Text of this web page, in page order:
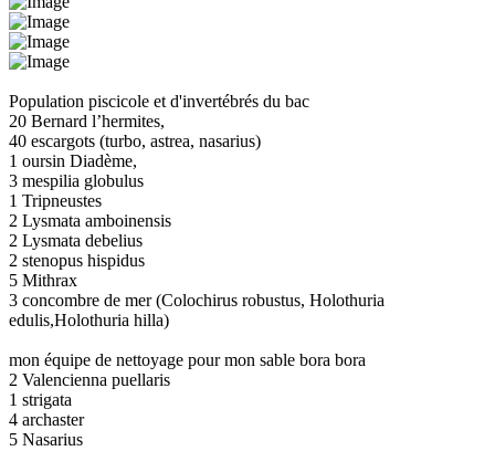
Population piscicole et d'invertébrés du bac
20 Bernard l’hermites,
40 escargots (turbo, astrea, nasarius)
1 oursin Diadème,
3 mespilia globulus
1 Tripneustes
2 Lysmata amboinensis
2 Lysmata debelius
2 stenopus hispidus
5 Mithrax
3 concombre de mer (Colochirus robustus, Holothuria
edulis,Holothuria hilla)
mon équipe de nettoyage pour mon sable bora bora
2 Valencienna puellaris
1 strigata
4 archaster
5 Nasarius